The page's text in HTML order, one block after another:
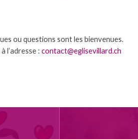
ou questions sont les bienvenues.
l’adresse : contact@eglisevillard.ch